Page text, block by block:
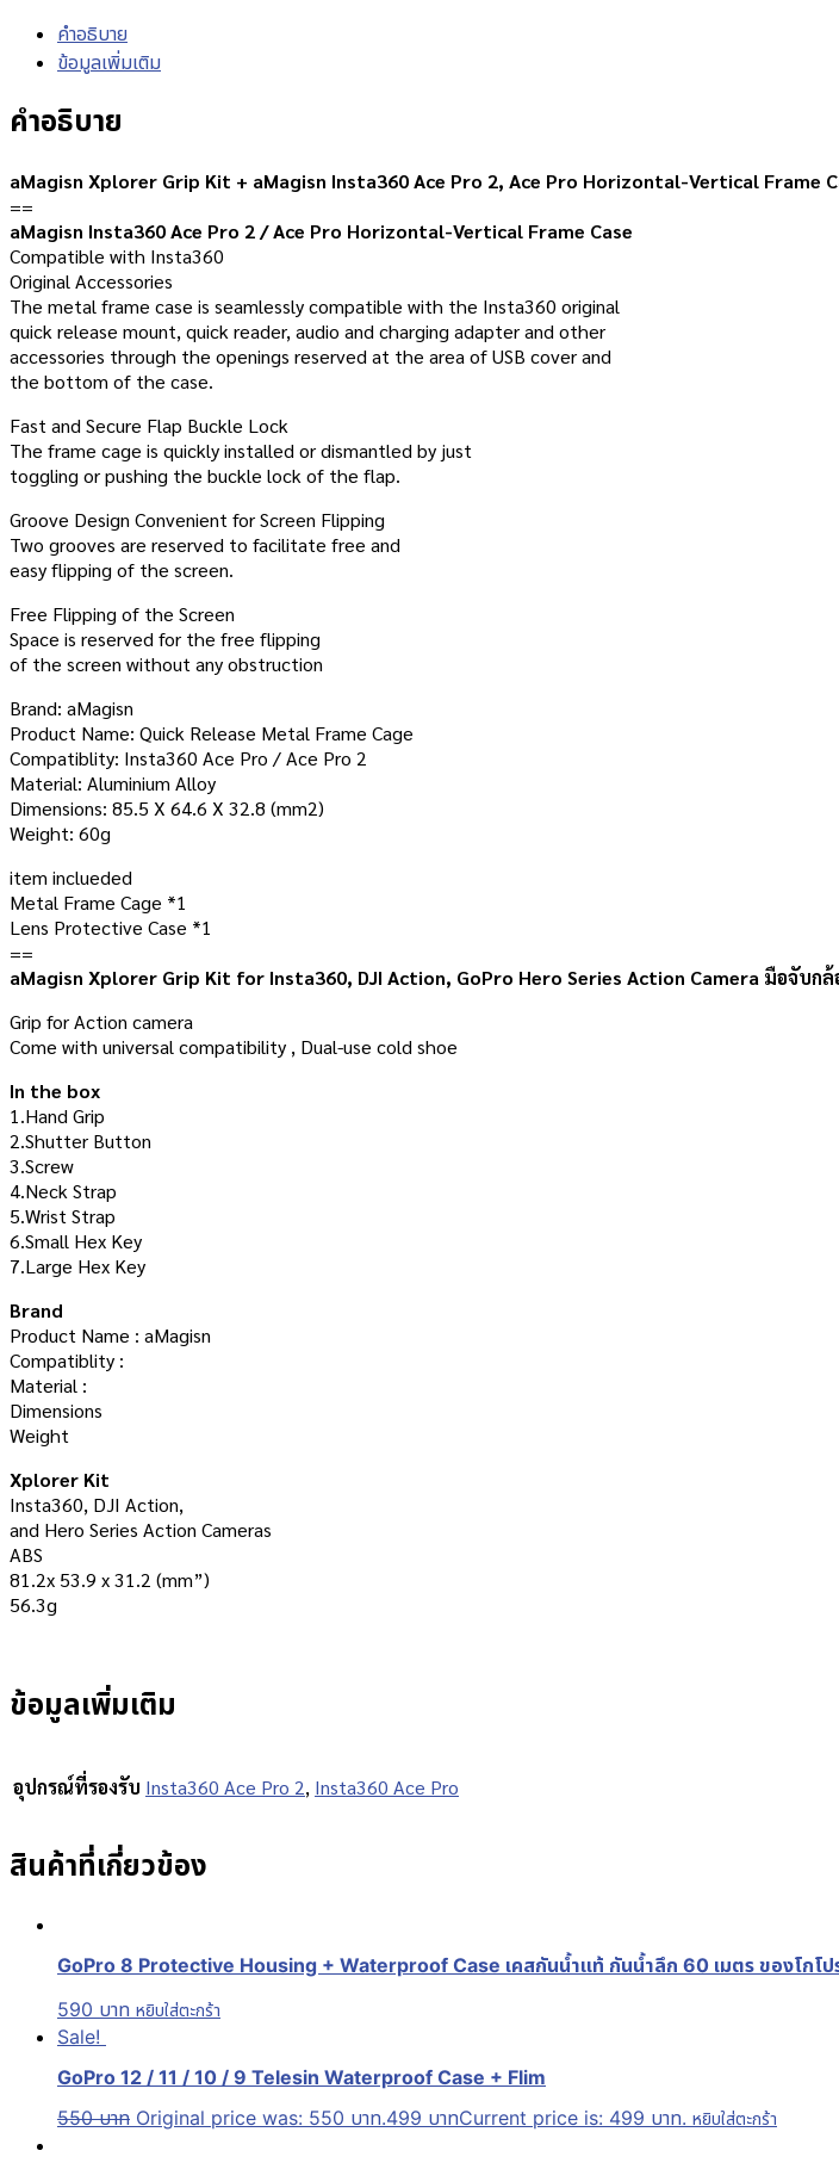
คำอธิบาย
ข้อมูลเพิ่มเติม
คำอธิบาย
aMagisn Xplorer Grip Kit + aMagisn Insta360 Ace Pro 2, Ace Pro Horizontal-Vertical Frame
==
aMagisn Insta360 Ace Pro 2 / Ace Pro Horizontal-Vertical Frame Case
Compatible with Insta360
Original Accessories
The metal frame case is seamlessly compatible with the Insta360 original
quick release mount, quick reader, audio and charging adapter and other
accessories through the openings reserved at the area of USB cover and
the bottom of the case.
Fast and Secure Flap Buckle Lock
The frame cage is quickly installed or dismantled by just
toggling or pushing the buckle lock of the flap.
Groove Design Convenient for Screen Flipping
Two grooves are reserved to facilitate free and
easy flipping of the screen.
Free Flipping of the Screen
Space is reserved for the free flipping
of the screen without any obstruction
Brand: aMagisn
Product Name: Quick Release Metal Frame Cage
Compatiblity: Insta360 Ace Pro / Ace Pro 2
Material: Aluminium Alloy
Dimensions: 85.5 X 64.6 X 32.8 (mm2)
Weight: 60g
item inclueded
Metal Frame Cage *1
Lens Protective Case *1
==
aMagisn Xplorer Grip Kit for Insta360, DJI Action, GoPro Hero Series Action Camera มือจับก
Grip for Action camera
Come with universal compatibility , Dual-use cold shoe
In the box
1.Hand Grip
2.Shutter Button
3.Screw
4.Neck Strap
5.Wrist Strap
6.Small Hex Key
7.Large Hex Key
Brand
Product Name : aMagisn
Compatiblity :
Material :
Dimensions
Weight
Xplorer Kit
Insta360, DJI Action,
and Hero Series Action Cameras
ABS
81.2x 53.9 x 31.2 (mm”)
56.3g
ข้อมูลเพิ่มเติม
อุปกรณ์ที่รองรับ Insta360 Ace Pro 2, Insta360 Ace Pro
สินค้าที่เกี่ยวข้อง
GoPro 8 Protective Housing + Waterproof Case เคสกันน้ำแท้ กันน้ำลึก 60 เมตร ของโกโป
590 บาท หยิบใส่ตะกร้า
Sale!
GoPro 12 / 11 / 10 / 9 Telesin Waterproof Case + Flim
550บาท Original price was: 550 บาท.499 บาทCurrent price is: 499 บาท. หยิบใส่ตะกร้า